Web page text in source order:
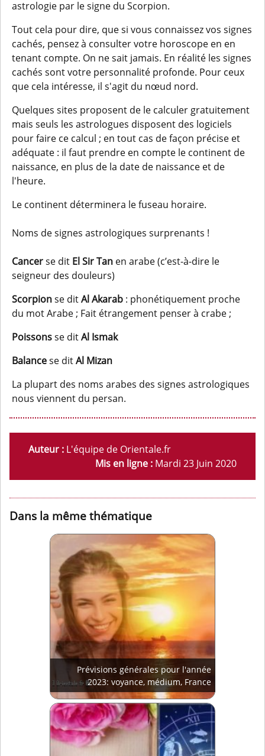
astrologie par le signe du Scorpion.
Tout cela pour dire, que si vous connaissez vos signes
cachés, pensez à consulter votre horoscope en en
tenant compte. On ne sait jamais. En réalité les signes
cachés sont votre personnalité profonde. Pour ceux
que cela intéresse, il s'agit du nœud nord.
Quelques sites proposent de le calculer gratuitement
mais seuls les astrologues disposent des logiciels
pour faire ce calcul ; en tout cas de façon précise et
adéquate : il faut prendre en compte le continent de
naissance, en plus de la date de naissance et de
l'heure.
Le continent déterminera le fuseau horaire.
Noms de signes astrologiques surprenants !
Cancerse dit El Sir Tan en arabe (c’est-à-dire le
seigneur des douleurs)
Scorpionse ditAl Akarab : phonétiquement proche
du mot Arabe ; Fait étrangement penser à crabe ;
Poissonsse ditAl Ismak
Balancese ditAl Mizan
La plupart des noms arabes des signes astrologiques
nous viennent du persan.
Auteur : L'équipe de Orientale.fr
Mis en ligne : Mardi 23 Juin 2020
Dans la même thématique
Prévisions générales pour l'année
2023: voyance, médium, France